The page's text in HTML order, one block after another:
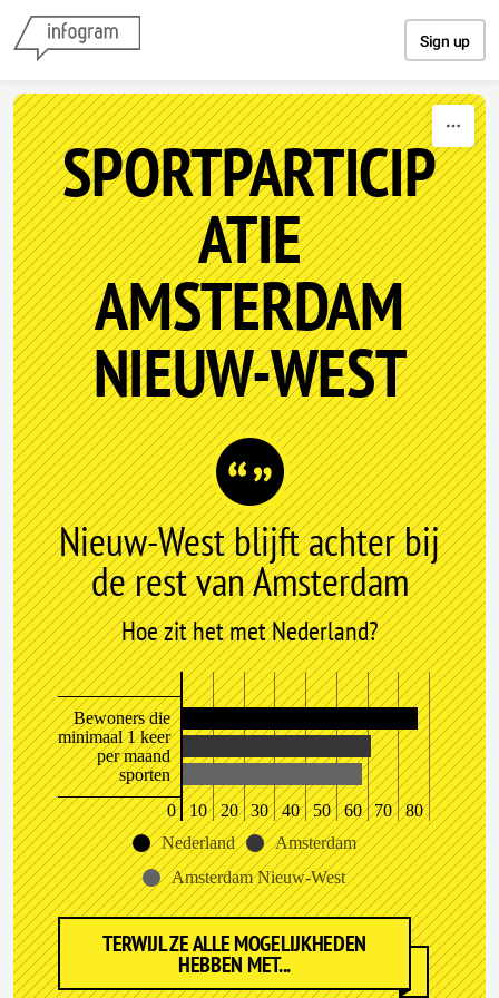
Sign up
SPORTPARTICIP
ATIE
AMSTERDAM
NIEUW-WEST
Nieuw-West blijft achter bij
de rest van Amsterdam
Hoe zit het met Nederland?
Bewoners die
minimaal 1 keer
per maand
sporten
0
10 20 30 40 50 60 70
80
Nederland
Amsterdam
Amsterdam Nieuw-West
TERWIJL ZE ALLE MOGELIJKHEDEN
HEBBEN MET...